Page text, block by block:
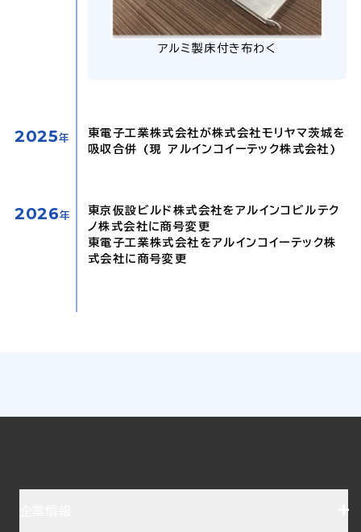
アルミ製床付き布わく
2025年
東電子工業株式会社が株式会社モリヤマ茨城を
吸収合併 (現 アルインコイーテック株式会社)
2026年
東京仮設ビルド株式会社をアルインコビルテク
ノ株式会社に商号変更
東電子工業株式会社をアルインコイーテック株
式会社に商号変更